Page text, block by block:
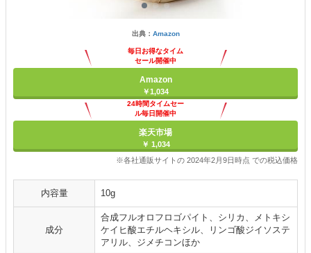
出典： Amazon
毎日お得なタイム
セール開催中
Amazon
￥1,034
24時間タイムセー
ル毎日開催中
楽天市場
￥ 1,034
※各社通販サイトの 2024年2月9日時点 での税込価格
内容量 10g
成分
合成フルオロフロゴパイト、シリカ、メトキシ
ケイヒ酸エチルヘキシル、リンゴ酸ジイソステ
アリル、ジメチコンほか